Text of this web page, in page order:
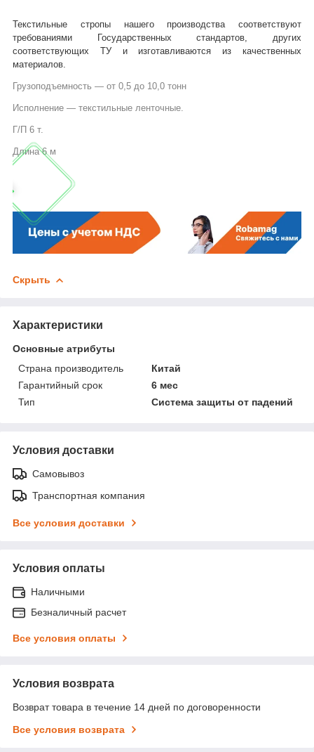
Текстильные стропы нашего производства соответствуют
требованиями Государственных стандартов, других
соответствующих ТУ и изготавливаются из качественных
материалов.
Грузоподъемность ― от 0,5 до 10,0 тонн
Исполнение ― текстильные ленточные.
Г/П 6 т.
Длина 6 м
Скрыть
Характеристики
Основные атрибуты
Страна производитель
Китай
Гарантийный срок
6 мес
Тип
Система защиты от падений
Условия доставки
Самовывоз
Транспортная компания
Все условия доставки
Условия оплаты
Наличными
Безналичный расчет
Все условия оплаты
Условия возврата
Возврат товара в течение 14 дней по договоренности
Все условия возврата